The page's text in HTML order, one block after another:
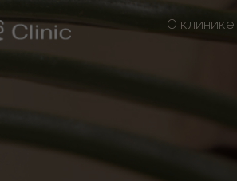
О клинике